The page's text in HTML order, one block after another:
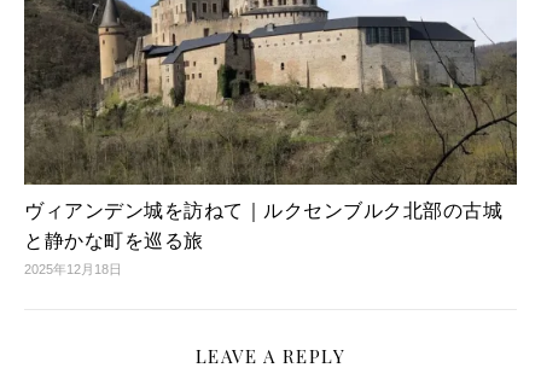
ヴィアンデン城を訪ねて｜ルクセンブルク北部の古城
と静かな町を巡る旅
2025年12月18日
LEAVE A REPLY